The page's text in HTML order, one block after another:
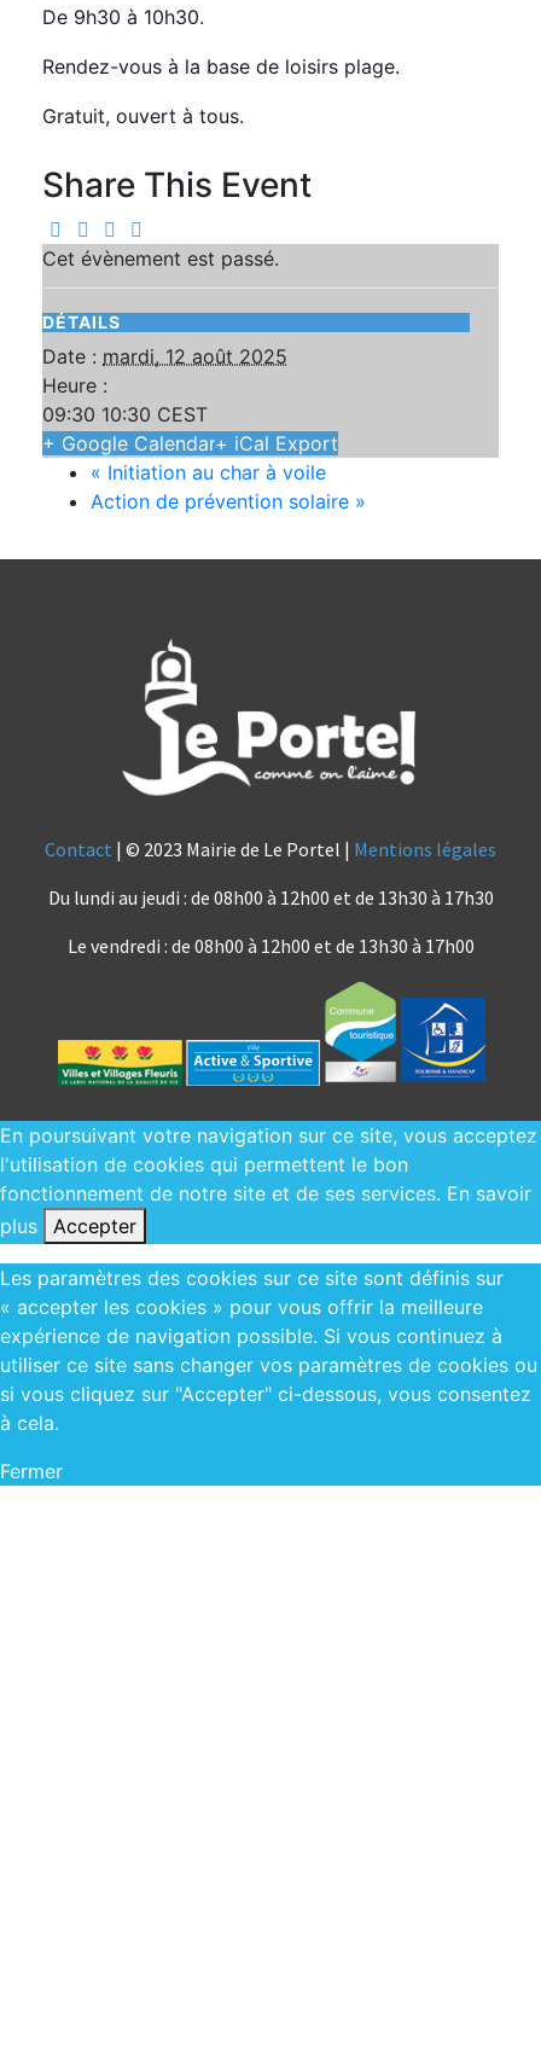
De 9h30 à 10h30.
Rendez-vous à la base de loisirs plage.
Gratuit, ouvert à tous.
Share This Event
Cet évènement est passé.
DÉTAILS
Date : mardi, 12 août 2025
Heure :
09:30 10:30 CEST
+ Google Calendar+ iCal Export
« Initiation au char à voile
Action de prévention solaire »
Contact | © 2023 Mairie de Le Portel | Mentions légales
Du lundi au jeudi : de 08h00 à 12h00 et de 13h30 à 17h30
Le vendredi : de 08h00 à 12h00 et de 13h30 à 17h00
En poursuivant votre navigation sur ce site, vous acceptez
l'utilisation de cookies qui permettent le bon
fonctionnement de notre site et de ses services. En savoir
plus
Accepter
Les paramètres des cookies sur ce site sont définis sur
« accepter les cookies » pour vous offrir la meilleure
expérience de navigation possible. Si vous continuez à
utiliser ce site sans changer vos paramètres de cookies ou
si vous cliquez sur "Accepter" ci-dessous, vous consentez
à cela.
Fermer